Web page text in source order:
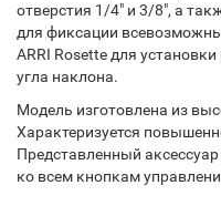
отверстия 1/4" и 3/8", а
для фиксации
ARRI Rosette для
угла наклона.
Модель изготовлена из
Характеризуется
Представленный
ко всем кнопкам